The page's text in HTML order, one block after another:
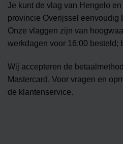
Je kunt de vlag van Hengelo
provincie Overijssel eenvoudig
Onze vlaggen zijn van
werkdagen voor 16:00 besteld;
Wij accepteren de
Mastercard. Voor vragen en
de klantenservice.